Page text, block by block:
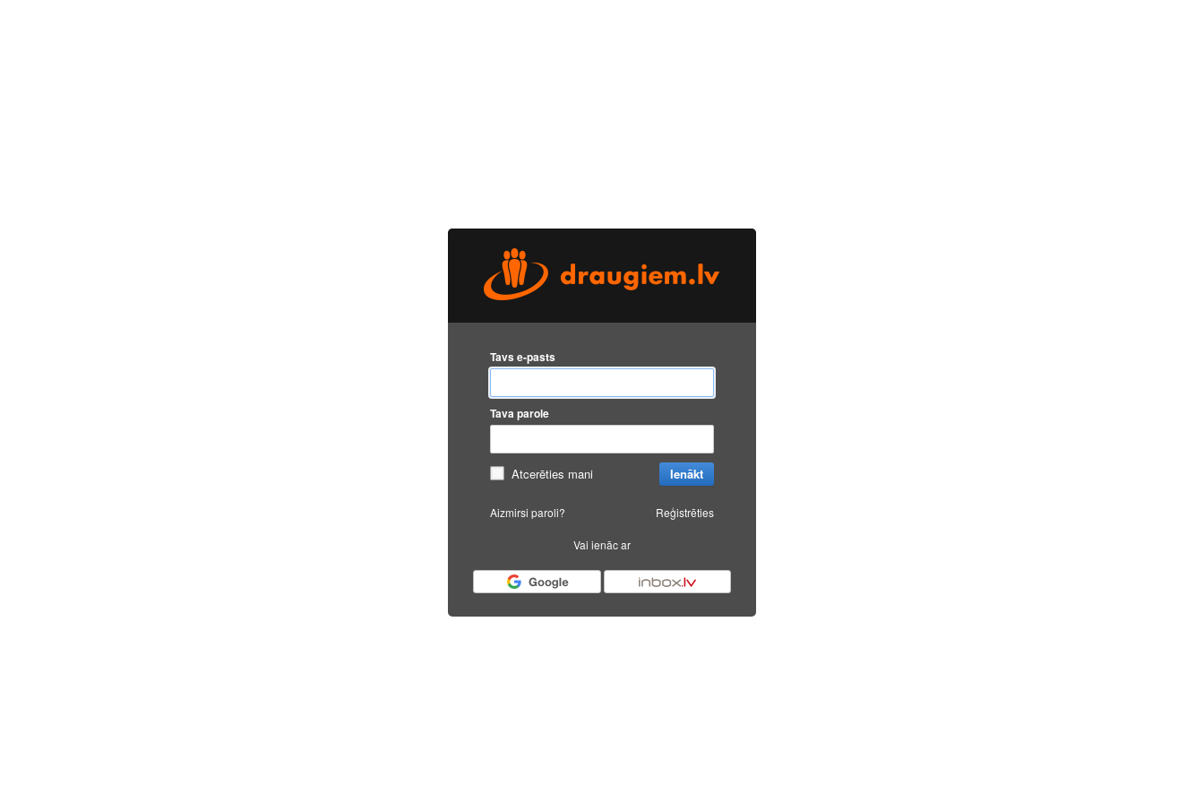
Tavs e-pasts
Tava parole
Atcerēties mani Ienākt
Aizmirsi paroli? Reģistrēties
Vai ienāc ar